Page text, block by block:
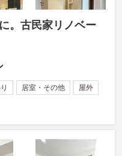
。古民家リノベー
居室・その他 屋外